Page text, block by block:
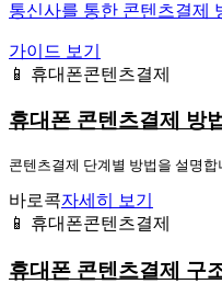
통신사를 통한 콘텐츠결제
가이드 보기
📱 휴대폰콘텐츠결제
휴대폰 콘텐츠결제 방
콘텐츠결제 단계별 방법을 설명합
바로콕자세히 보기
📱 휴대폰콘텐츠결제
휴대폰 콘텐츠결제 구